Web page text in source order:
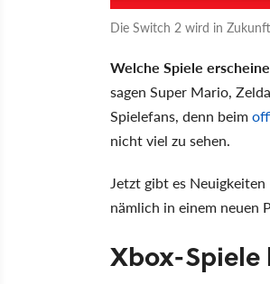
Die Switch 2 wird in
Welche Spiele
sagen Super Mario,
Spielefans, denn beim
nicht viel zu sehen.
Jetzt gibt es
nämlich in einem neuen
Xbox-Spiele